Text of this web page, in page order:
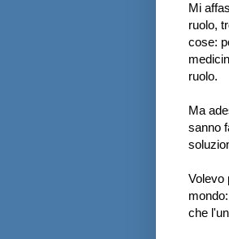
Mi
ruolo,
cose:
ruolo.
Ma
sanno
Volevo
che